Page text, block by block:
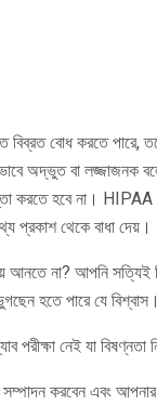
বিব্রত বোধ করতে পারে,
অদ্ভুত বা লজ্জাজনক
করতে হবে না। HIPAA
প্রকাশ থেকে বাধা দেয়।
আনতে না? আপনি
হতে পারে যে
পরীক্ষা নেই যা
সম্পাদন করবেন এবং